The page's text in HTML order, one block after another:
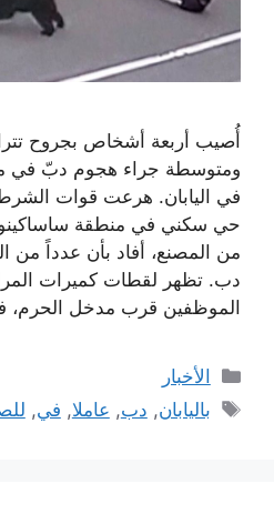
أُصيب أربعة أشخاص بجروح
ومتوسطة جراء هجوم دبّ في
في اليابان. هرعت قوات
حي سكني في منطقة ساساكينو
من المصنع، أفاد بأن عدداً من
دب. تظهر لقطات كميرات
الموظفين قرب مدخل
التصنيفات
الأخبار
الوسوم
باليابان, دب, عاملا, في,